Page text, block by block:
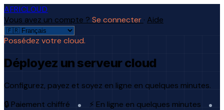
AFRICLOUD
Vous avez un compte ? Se connecter · Aide
Possédez votre cloud.
Déployez un serveur cloud
Configurez, payez et soyez en ligne en quelques minutes.
🔒 Paiement chiffré
⚡ En ligne en quelques minutes